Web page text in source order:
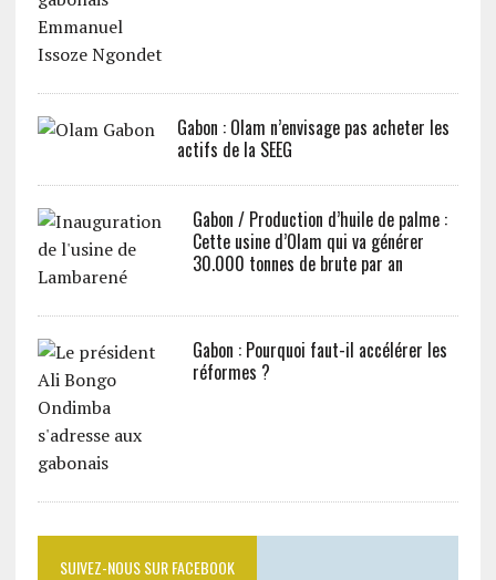
Gabon : Olam n’envisage pas acheter les
actifs de la SEEG
Gabon / Production d’huile de palme :
Cette usine d’Olam qui va générer
30.000 tonnes de brute par an
Gabon : Pourquoi faut-il accélérer les
réformes ?
SUIVEZ-NOUS SUR FACEBOOK